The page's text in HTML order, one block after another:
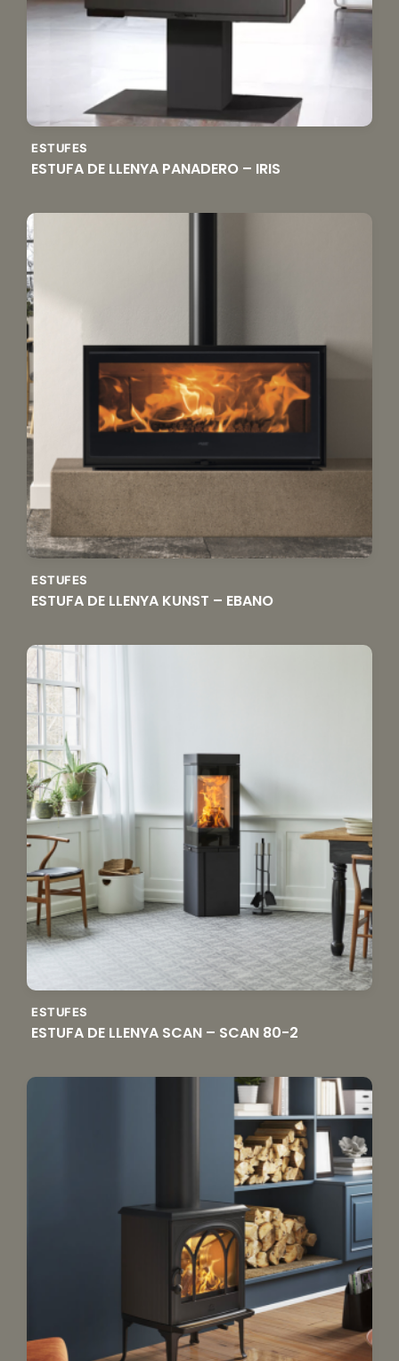
ESTUFES
ESTUFA DE LLENYA PANADERO – IRIS
ESTUFES
ESTUFA DE LLENYA KUNST – EBANO
ESTUFES
ESTUFA DE LLENYA SCAN – SCAN 80-2